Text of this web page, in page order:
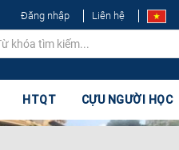
Đăng nhập Liên hệ
HTQT CỰU NGƯỜI HỌC